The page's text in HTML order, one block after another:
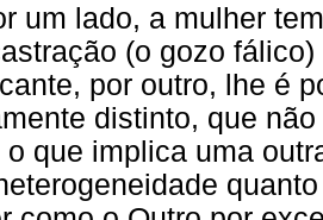
um lado, a mulher
(o gozo
por outro, lhe é
distinto, que
o que implica uma